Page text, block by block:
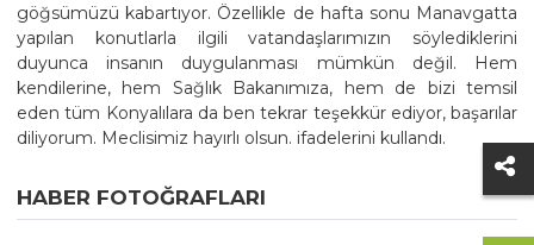
göğsümüzü kabartıyor. Özellikle de hafta sonu Manavgatta
yapılan konutlarla ilgili vatandaşlarımızın söylediklerini
duyunca insanın duygulanması mümkün değil. Hem
kendilerine, hem Sağlık Bakanımıza, hem de bizi temsil
eden tüm Konyalılara da ben tekrar teşekkür ediyor, başarılar
diliyorum. Meclisimiz hayırlı olsun. ifadelerini kullandı.
HABER FOTOĞRAFLARI